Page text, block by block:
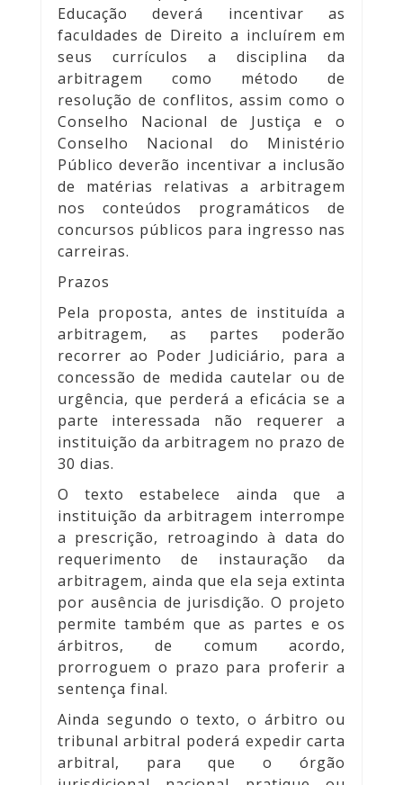
Educação deverá incentivar as
faculdades de Direito a incluírem em
seus currículos a disciplina da
arbitragem como método de
resolução de conflitos, assim como o
Conselho Nacional de Justiça e o
Conselho Nacional do Ministério
Público deverão incentivar a inclusão
de matérias relativas a arbitragem
nos conteúdos programáticos de
concursos públicos para ingresso nas
carreiras.
Prazos
Pela proposta, antes de instituída a
arbitragem, as partes poderão
recorrer ao Poder Judiciário, para a
concessão de medida cautelar ou de
urgência, que perderá a eficácia se a
parte interessada não requerer a
instituição da arbitragem no prazo de
30 dias.
O texto estabelece ainda que a
instituição da arbitragem interrompe
a prescrição, retroagindo à data do
requerimento de instauração da
arbitragem, ainda que ela seja extinta
por ausência de jurisdição. O projeto
permite também que as partes e os
árbitros, de comum acordo,
prorroguem o prazo para proferir a
sentença final.
Ainda segundo o texto, o árbitro ou
tribunal arbitral poderá expedir carta
arbitral, para que o órgão